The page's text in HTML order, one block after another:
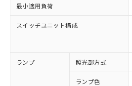
最小適用負荷
スイッチユニット構成
ランプ 照光部方式
ランプ色